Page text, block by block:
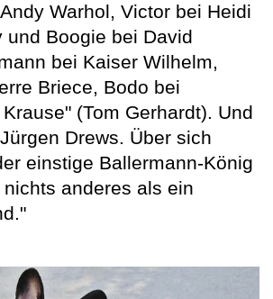
Warhol, Victor bei Heidi
und Boogie bei David
bei Kaiser Wilhelm,
Briece, Bodo bei
(Tom Gerhardt). Und
Drews. Über sich
einstige Ballermann-König
anderes als ein